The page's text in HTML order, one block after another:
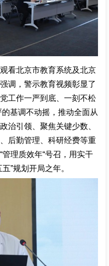
看北京市教育系统及北京
调，警示教育视频彰显了
工作一严到底、一刻不松
基调不动摇，推动全面从
治引领、聚焦关键少数、
后勤管理、科研经费等重
理质效年“号召，用实干
”规划开局之年。